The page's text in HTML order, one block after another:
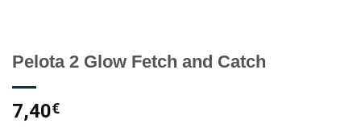
Pelota 2 Glow Fetch and Catch
7,40€